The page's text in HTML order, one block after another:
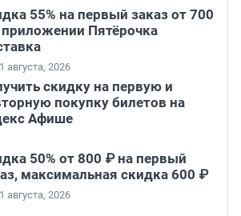
55% на первый заказ от 700
Пятёрочка
августа, 2026
скидку на первую и
покупку билетов на
Афише
50% от 800 ₽ на первый
максимальная скидка 600 ₽
августа, 2026